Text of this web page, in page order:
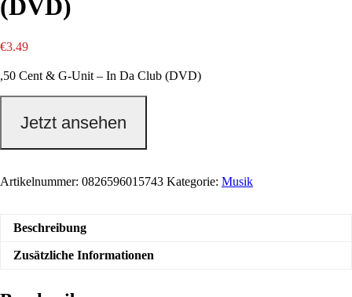
(DVD)
€3.49
,50 Cent & G-Unit – In Da Club (DVD)
Jetzt ansehen
Artikelnummer: 0826596015743 Kategorie: Musik
Beschreibung
Zusätzliche Informationen